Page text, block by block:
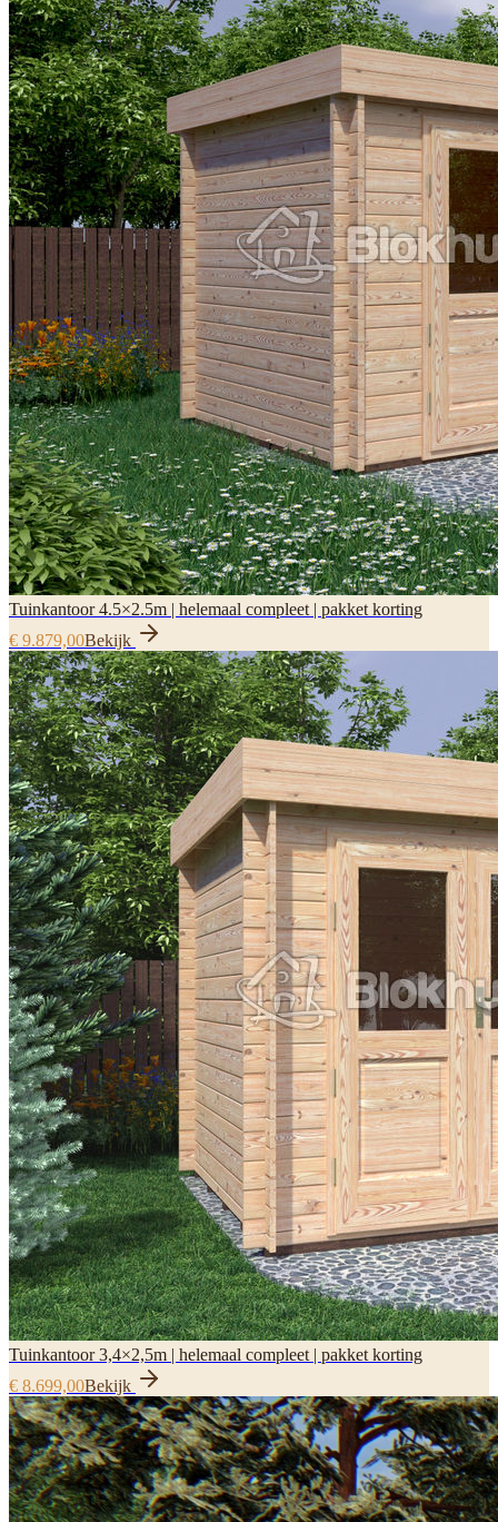
Tuinkantoor 4.5×2.5m | helemaal compleet | pakket korting
€ 9.879,00Bekijk
Tuinkantoor 3,4×2,5m | helemaal compleet | pakket korting
€ 8.699,00Bekijk